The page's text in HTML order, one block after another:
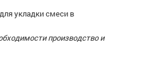
укладки смеси в
производство и